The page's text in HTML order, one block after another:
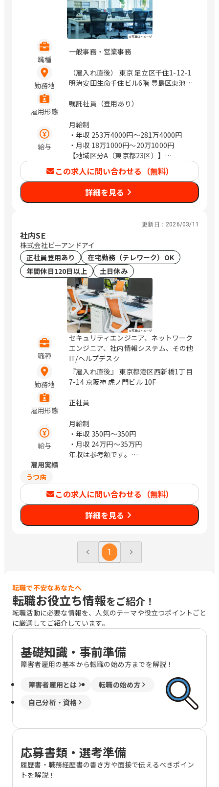
職種
一般事務・営業事務
勤務地
（雇入れ直後） 東京 足立区千住1-12-1
明治安田生命千住ビル6階 豊島区東池袋
市曙町2-17-3 明治安田生命立川ビル7階
ル2階 千代田区丸の内2-1-1 神奈川 横浜
市港北区新横浜2-3-12 新横浜スクエア
ビル18階 川崎市川崎区砂子2-4-13 川崎
ダイヤビル7階 横浜市中区長者町5-85
治安田生命大船ビル2階 平塚市宮の前8-
16 明治安田生命平塚ビル2階 埼玉 熊谷
市本町2-93 明治安田生命熊谷ビル2階
さいたま市浦和区高砂2-14-18 浦和高砂
明治安田生命川越ビル2階 草加市高砂2-
央区本千葉町3-1 明治安田生命千葉ビル
2階 木更津市大和1-1-15 木更津カイセ
イビル2階 船橋市本町2-4-10 明治安田
生命船橋ビル2階 柏市末広町14-1 ＳＫ
柏ビル5階 成田市花崎町801 成田ＴＴビ
ル3階 北海道 旭川市三条通9丁目左1号
旭川三条緑橋ビル6階 苫小牧市表町2-1-
14 王子不動産第3ビル4階 函館市若松町
2-5 明治安田生命函館ビル1階 釧路市北
大通10-2-1 新釧路道銀ビル10階 青森 八
戸市三日町2 明治安田生命八戸ビル5階
山形 山形市香澄町2-2-36 山形センター
ビル2階 福島 郡山市中町10-10 メルフ郡
山2階 いわき市平大町7-2 明治安田生命
明治安田生命水戸南町ビル3階 つくば市
3階 群馬 太田市飯田町1005-2 太田東京
海上日動ビルディング4階 新潟 新潟市中
央区東大通1-3-8明治安田生命新潟駅前
ビル4階 富山 富山市宝町1-3-10 明治安
福井市大手2-7-15 明治安田生命福井ビ
ル11階 長野 長野市新田町1508-2 明治安
田生命長野ビル4階 松本市大手3-4-5明
治安田生命松本大手ビル1階 静岡 静岡市
駿河区森下町1-35静岡ＭＹタワー5階 沼
明治安田生命名古屋西口ビル9階 岡崎市
康生通南2-52明治安田生命岡崎ビル2階
ル8階 四日市市朝日町1-3明治安田生命
四日市ビル1階 兵庫 神戸市中央区磯上通
8-3-5明治安田生命神戸ビル3階 奈良 奈
良市高天町22-2 明治安田生命奈良ビル4
階 和歌山 和歌山市六番丁17明治安田生
102 鳥取駅前ビル4階 島根 松江市朝日町
478-8 明治安田生命松江ビル2階 岡山 岡
山市北区駅前町1-9-15明治安田生命岡
山ビル8階 広島 広島市東区二葉の里3-5-
7 GRANODE広島11階 福山市昭和町2-3
福山ファインビル1階 山口 下関市南部町
東船場町2-37 明治安田生命徳島東船場
田生命高知ビル3階 福岡 北九州市小倉北
区紺屋町9-1明治安田生命小倉ビル2階
雇用形態
嘱託社員（登用あり）
給与
月給制
・年収 253万4000円〜281万4000円
・月収 18万1000円〜20万1000円
【地域区分A（東京都23区）】
・年収2,814,000円（月給201,000円）
【地域区分B（東京都23区以外・神奈川
県・千葉県・埼玉県・愛知県・大阪
府）】
・年収2,534,000円（月給181,000円）
この求人に問い合わせる（無料）
詳細を見る
更新日： 2026/03/11
社内SE
株式会社ピーアンドアイ
正社員登用あり
在宅勤務（テレワーク）OK
年間休日120日以上
土日休み
職種
セキュリティエンジニア、ネットワーク
エンジニア、社内情報システム、その他
IT/ヘルプデスク
勤務地
『雇入れ直後』 東京都港区西新橋1丁目
7-14 京阪神 虎ノ門ビル 10F
雇用形態
正社員
給与
月給制
・年収 350円〜350円
・月収 24万円〜35万円
年収は参考額です。
雇用実績
うつ病
この求人に問い合わせる（無料）
詳細を見る
1
転職で不安なあなたへ
転職お役立ち情報をご紹介！
転職活動に必要な情報を、人気のテーマや役立つポイントごと
に厳選してご紹介しています。
基礎知識・事前準備
障害者雇用の基本から転職の始め方までを解説！
障害者雇用とは
転職の始め方
自己分析・資格
応募書類・選考準備
履歴書・職務経歴書の書き方や面接で伝えるべきポイン
トを解説！